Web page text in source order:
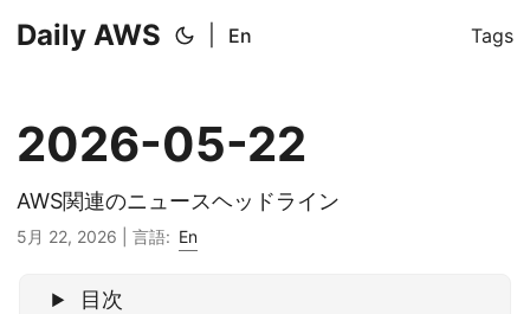
Daily AWS En Tags
2026-05-22
AWS関連のニュースヘッドライン
5月 22, 2026 言語: En
目次